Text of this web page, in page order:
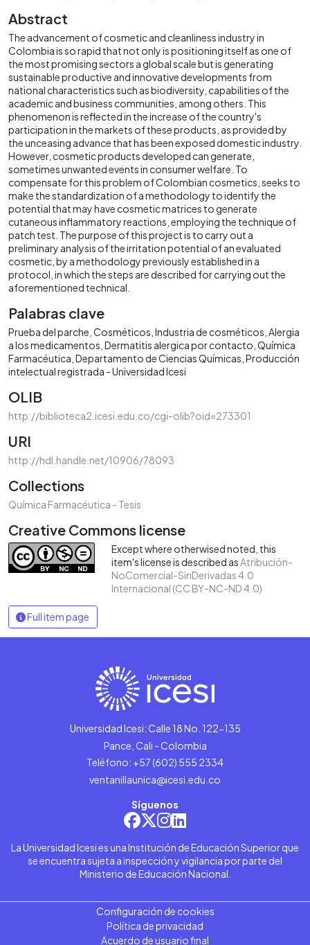
Abstract
The advancement of cosmetic and cleanliness industry in
Colombia is so rapid that not only is positioning itself as one of
the most promising sectors a global scale but is generating
sustainable productive and innovative developments from
national characteristics such as biodiversity, capabilities of the
academic and business communities, among others. This
phenomenon is reflected in the increase of the country's
participation in the markets of these products, as provided by
the unceasing advance that has been exposed domestic industry.
However, cosmetic products developed can generate,
sometimes unwanted events in consumer welfare. To
compensate for this problem of Colombian cosmetics, seeks to
make the standardization of a methodology to identify the
potential that may have cosmetic matrices to generate
cutaneous inflammatory reactions, employing the technique of
patch test. The purpose of this project is to carry out a
preliminary analysis of the irritation potential of an evaluated
cosmetic, by a methodology previously established in a
protocol, in which the steps are described for carrying out the
aforementioned technical.
Palabras clave
Prueba del parche Cosméticos Industria de cosméticos Alergia
a los medicamentos Dermatitis alergica por contacto Química
Farmacéutica Departamento de Ciencias Químicas Producción
intelectual registrada - Universidad Icesi
OLIB
http://biblioteca2.icesi.edu.co/cgi-olib?oid=273301
URI
http://hdl.handle.net/10906/78093
Collections
Química Farmacéutica - Tesis
Creative Commons license
Except where otherwised noted, this
item's license is described asAtribución-
NoComercial-SinDerivadas 4.0
Internacional (CC BY-NC-ND 4.0)
Full item page
Universidad Icesi: Calle 18 No. 122-135
Pance, Cali - Colombia
Teléfono: +57 (602) 555 2334
ventanillaunica@icesi.edu.co
Síguenos
La Universidad Icesi es una Institución de Educación Superior que
se encuentra sujeta a inspección y vigilancia por parte del
Ministerio de Educación Nacional.
Configuración de cookies
Política de privacidad
Acuerdo de usuario final